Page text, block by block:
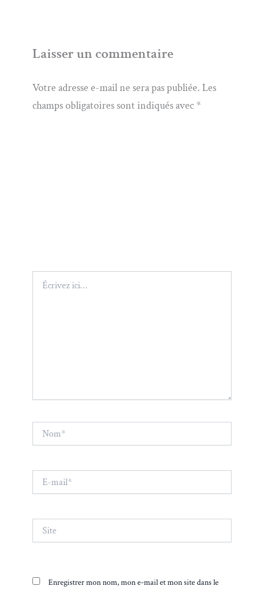
Laisser un commentaire
Votre adresse e-mail ne sera pas publiée. Les
champs obligatoires sont indiqués avec *
ici…
mail*
Enregistrer mon nom, mon e-mail et mon site dans le